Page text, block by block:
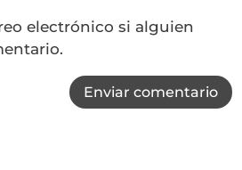
electrónico si alguien
Enviar comentario